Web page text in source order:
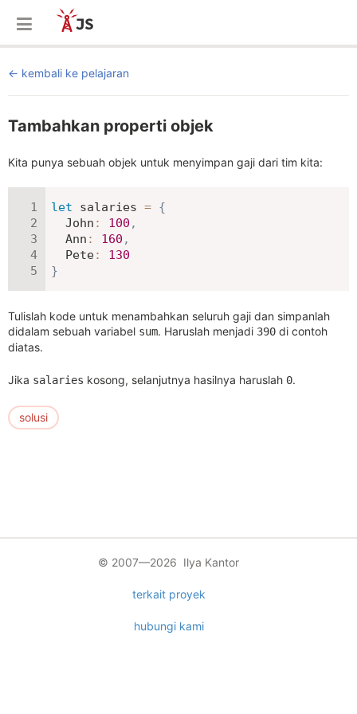
kembali ke pelajaran
Tambahkan properti objek
Kita punya sebuah objek untuk menyimpan gaji dari tim kita:
let salaries = {
John : 100 ,
Ann : 160 ,
Pete:
130
}
Tulislah kode untuk menambahkan seluruh gaji dan simpanlah
didalam sebuah variabel sum. Haruslah menjadi 390 di contoh
diatas.
Jika salaries kosong, selanjutnya hasilnya haruslah 0.
solusi
© 2007—2026 Ilya Kantor
terkait proyek
hubungi kami